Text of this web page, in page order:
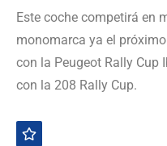
Este coche competirá en
monomarca ya el
con la Peugeot Rally Cup
con la 208 Rally Cup.